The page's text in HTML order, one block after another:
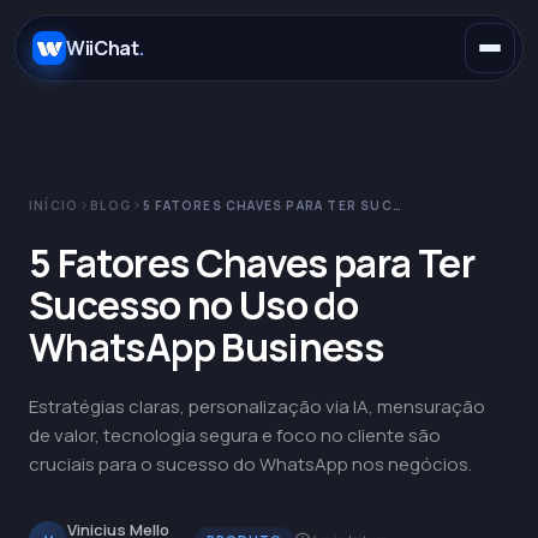
WiiChat.
E-commerce
Concessionárias
Saúde
WhatsApp
Telegram
OpenAI
INÍCIO BLOG 5 FATORES CHAVES PARA TER SUCESSO NO USO DO WHATSAPP BUSINESS
5 Fatores Chaves para Ter
Sucesso no Uso do
WhatsApp Business
Estratégias claras, personalização via IA, mensuração
de valor, tecnologia segura e foco no cliente são
cruciais para o sucesso do WhatsApp nos negócios.
Vinicius Mello